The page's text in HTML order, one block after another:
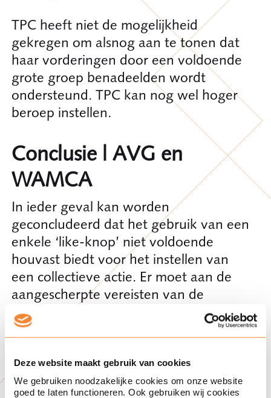
Deze website maakt gebruik van cookies
We gebruiken noodzakelijke cookies om onze website
goed te laten functioneren. Ook gebruiken wij cookies
TPC heeft niet de mogelijkheid
gekregen om alsnog aan te tonen dat
haar vorderingen door een voldoende
grote groep benadeelden wordt
ondersteund. TPC kan nog wel hoger
beroep instellen.
Conclusie | AVG en
WAMCA
In ieder geval kan worden
geconcludeerd dat het gebruik van een
enkele ‘like-knop’ niet voldoende
houvast biedt voor het instellen van
een collectieve actie. Er moet aan de
aangescherpte vereisten van de
WAMCA worden voldaan. Een
interessant onderwerp van discussie is
staat aan een collectieve vordering tot
schadevergoeding (op basis van de